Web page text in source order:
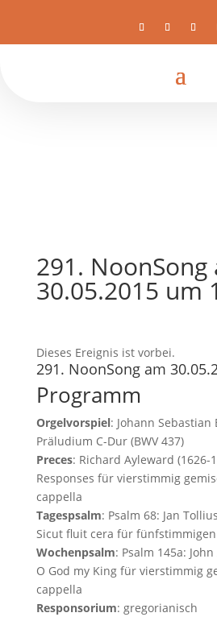
291. NoonSong
30.05.2015 um
Dieses Ereignis ist vorbei.
291. NoonSong am
Programm
Orgelvorspiel: Johann Sebastian
Präludium C-Dur (BWV 437)
Preces: Richard Ayleward (1626-
Responses für vierstimmig
cappella
Tagespsalm: Psalm 68: Jan
Sicut fluit cera für
Wochenpsalm: Psalm 145a:
O God my King für vierstimmig
cappella
Responsorium: gregorianisch